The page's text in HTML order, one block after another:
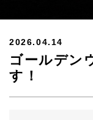
2026.04.14
ゴールデン
す！